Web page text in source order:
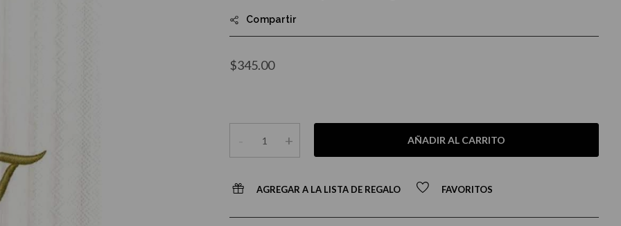
Compartir
$345.00
- + AÑADIR AL CARRITO
AGREGAR A LA LISTA DE REGALO FAVORITOS